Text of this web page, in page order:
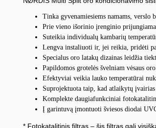
Tinka gyvenamiesiems namams, verslo
Prie vieno išorinio įrenginio
Suteikia individualų kambarių
Lengva instaliuoti ir, jei reikia, pridėti
Specialus oro latakų dizainas leidžia
Papildomos grotelės švelniam vėsaus
Efektyviai veikia lauko temperatūrai
Suprojektuota taip, kad atlaikytų
Komplekte daugiafunkciniai
Į garintuvą įmontuoti šviesos diodai
* Fotokatalitinis filtras – šis filtras gali